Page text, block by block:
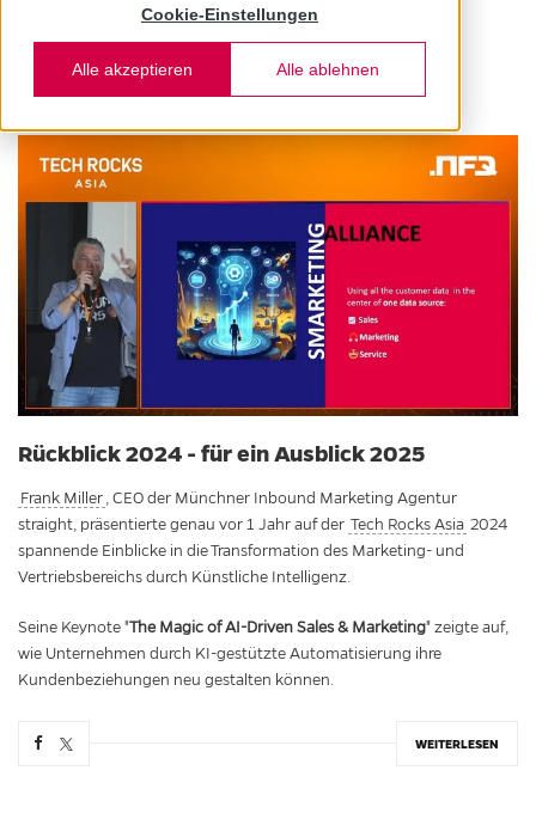
Cookie-Einstellungen
Alle akzeptieren Alle ablehnen
6. JANUAR 2025
Rückblick 2024 - für ein Ausblick 2025
Frank Miller , CEO der Münchner Inbound Marketing Agentur
straight, präsentierte genau vor 1 Jahr auf der Tech Rocks Asia 2024
spannende Einblicke in die Transformation des Marketing- und
Vertriebsbereichs durch Künstliche Intelligenz.
Seine Keynote "The Magic of AI-Driven Sales & Marketing" zeigte auf,
wie Unternehmen durch KI-gestützte Automatisierung ihre
Kundenbeziehungen neu gestalten können.
WEITERLESEN